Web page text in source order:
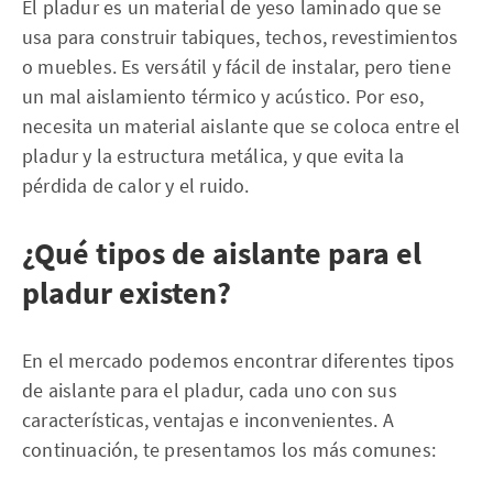
El pladur es un material de yeso laminado que se
usa para construir tabiques, techos, revestimientos
o muebles. Es versátil y fácil de instalar, pero tiene
un mal aislamiento térmico y acústico. Por eso,
necesita un material aislante que se coloca entre el
pladur y la estructura metálica, y que evita la
pérdida de calor y el ruido.
¿Qué tipos de aislante para el
pladur existen?
En el mercado podemos encontrar diferentes tipos
de aislante para el pladur, cada uno con sus
características, ventajas e inconvenientes. A
continuación, te presentamos los más comunes: